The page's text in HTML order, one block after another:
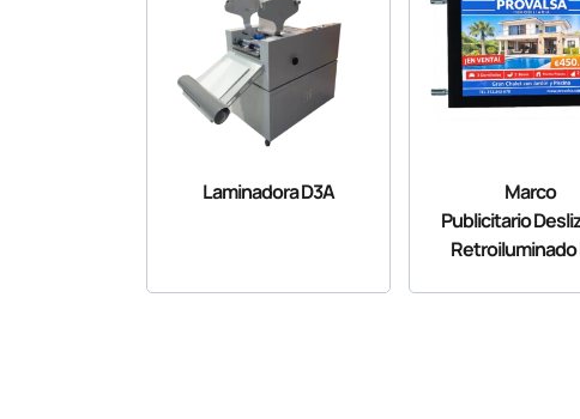
Laminadora D3A
Marco
Publicitario
Retroiluminado